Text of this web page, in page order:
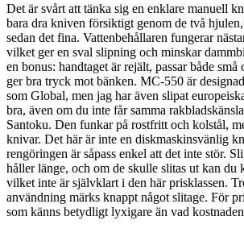
Det är svårt att tänka sig en enklare manuell
bara dra kniven försiktigt genom de två
sedan det fina. Vattenbehållaren fungerar
vilket ger en sval slipning och minskar
en bonus: handtaget är rejält, passar både små
ger bra tryck mot bänken. MC-550 är
som Global, men jag har även slipat
bra, även om du inte får samma
Santoku. Den funkar på rostfritt och kolstål,
knivar. Det här är inte en diskmaskinsvänlig
rengöringen är såpass enkel att det inte stör.
håller länge, och om de skulle slitas ut kan du
vilket inte är självklart i den här prisklassen.
användning märks knappt något slitage. För
som känns betydligt lyxigare än vad